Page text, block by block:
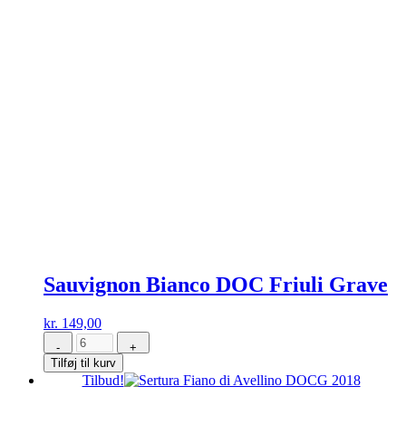
Sauvignon Bianco DOC Friuli Grave
kr. 149,00
-
Sauvignon
Bianco
+
Tilføj til kurv
Tilbud!